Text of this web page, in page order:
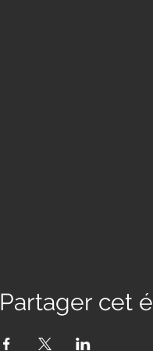
Partager cet